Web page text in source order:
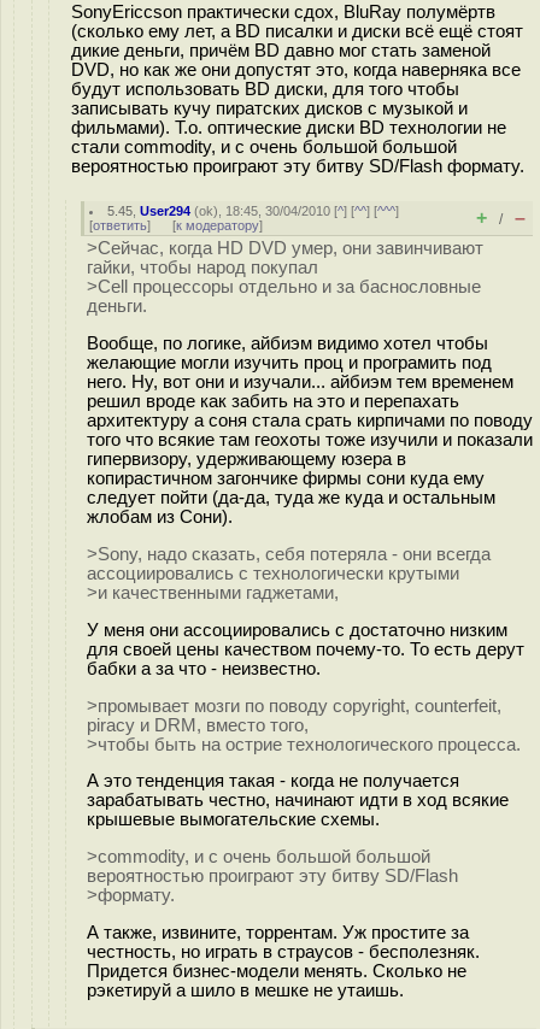
SonyEriccson практически сдох, BluRay полумёртв
(сколько ему лет, а BD писалки и диски всё ещё стоят
дикие деньги, причём BD давно мог стать заменой
DVD, но как же они допустят это, когда наверняка все
будут использовать BD диски, для того чтобы
записывать кучу пиратских дисков с музыкой и
фильмами). Т.о. оптические диски BD технологии не
стали commodity, и с очень большой большой
вероятностью проиграют эту битву SD/Flash формату.
5.45 ,User294 (ok), 18:45, 30/04/2010 [^] [^^] [^^^]
[ответить] [к модератору] + / –
>Сейчас, когда HD DVD умер, они завинчивают
гайки, чтобы народ покупал
>Cell процессоры отдельно и за баснословные
деньги.
Вообще, по логике, айбиэм видимо хотел чтобы
желающие могли изучить проц и програмить под
него. Ну, вот они и изучали... айбиэм тем временем
решил вроде как забить на это и перепахать
архитектуру а соня стала срать кирпичами по поводу
того что всякие там геохоты тоже изучили и показали
гипервизору, удерживающему юзера в
копирастичном загончике фирмы сони куда ему
следует пойти (да-да, туда же куда и остальным
жлобам из Сони).
>Sony, надо сказать, себя потеряла - они всегда
ассоциировались с технологически крутыми
>и качественными гаджетами,
У меня они ассоциировались с достаточно низким
для своей цены качеством почему-то. То есть дерут
бабки а за что - неизвестно.
>промывает мозги по поводу copyright, counterfeit,
piracy и DRM, вместо того,
>чтобы быть на острие технологического процесса.
А это тенденция такая - когда не получается
зарабатывать честно, начинают идти в ход всякие
крышевые вымогательские схемы.
>commodity, и с очень большой большой
вероятностью проиграют эту битву SD/Flash
>формату.
А также, извините, торрентам. Уж простите за
честность, но играть в страусов - бесполезняк.
Придется бизнес-модели менять. Сколько не
рэкетируй а шило в мешке не утаишь.